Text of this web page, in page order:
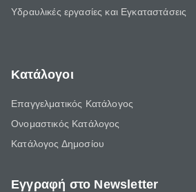
Υδραυλικές εργασίες και Εγκαταστάσεις
Κατάλογοι
Επαγγελματικός Κατάλογος
Ονομαστικός Κατάλογος
Κατάλογος Δημοσίου
Εγγραφή στο Newsletter